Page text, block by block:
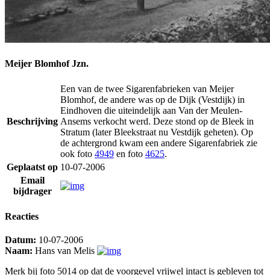
Meijer Blomhof Jzn.
Beschrijving
Een van de twee Sigarenfabrieken van Meijer
Blomhof, de andere was op de Dijk (Vestdijk) in
Eindhoven die uiteindelijk aan Van der Meulen-
Ansems verkocht werd. Deze stond op de Bleek in
Stratum (later Bleekstraat nu Vestdijk geheten). Op
de achtergrond kwam een andere Sigarenfabriek zie
ook foto 4949 en foto 4625.
Geplaatst op 10-07-2006
Email
bijdrager
Reacties
Datum: 10-07-2006
Naam: Hans van Melis
Merk bij foto 5014 op dat de voorgevel vrijwel intact is gebleven tot